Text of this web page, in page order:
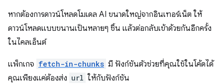
หากต้องการดาวน์โหลดโมเดล AI ขนาดใหญ่จากอินเทอร์เน็ต ให้
ดาวน์โหลดแบบขนานเป็นหลายๆ ชิ้น แล้วต่อกลับเข้าด้วยกันอีกครั้ง
ในไคลเอ็นต์
แพ็กเกจ fetch-in-chunks มี ฟังก์ชันตัวช่วยที่คุณใช้ในโค้ดได้
คุณเพียงแค่ต้องส่ง url ให้กับฟังก์ชัน